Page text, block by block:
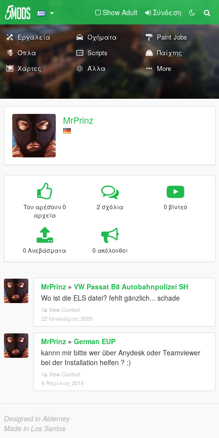
Show Adult Σύνδεση
Εργαλεία Οχήματα
Paint Jobs
Όπλα
Scripts
Παίχτης
Χάρτες
Άλλα More
MrPrinz
Του αρέσουν 0
αρχεία
2 σχόλια 0 βίντεο
0 Ανεβάσματα 0 ακόλουθοι
MrPrinz » VW Passat B8 Autobahnpolizei SH
Wo ist die ELS datei? fehlt gänzlich... schade
View Context
22 Ιανουάριος 2020
MrPrinz » German EUP
kannn mir bitte wer über Anydesk oder Teamviewer
bei der Installation helfen ? :)
View Context
6 Απρίλιος 2019
Designed in Alderney
Made in Los Santos